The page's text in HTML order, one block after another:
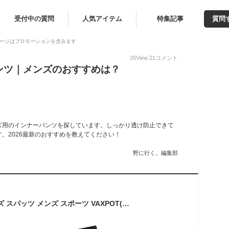
受付中の質問 人気アイテム 特集記事 質問
ジはプロモーションを含みます
26View 21 コメント
｜メンズのおすすめは？
のインナーパンツを探しています。しっかり透け防止できて
2026最新のおすすめを教えてください！
野に行く。編集部
インナーパンツ メンズ スパッツ メンズ スポーツ VAXPOT(バックスポット) EG-1000 インナー パンツ アンダーパンツ スポーツスパッツ スポーツインナーパンツ スポーツ アンダーウェア 水着 サポーター 水着 インナー アンダーショーツ インナーショーツ[返品交換不可]